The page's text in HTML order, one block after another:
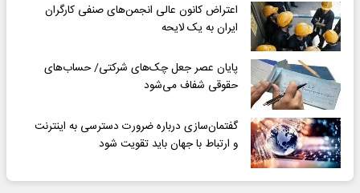
اعتراض کانون ‌عالی انجمن‌های صنفی کارگران
ایران به یک لایحه
پایان عصر جعل چک‌های شرکتی/ حساب‌های
حقوقی شفاف می‌شود
گفتمان‌سازی درباره ضرورت دسترسی به اینترنت
و ارتباط با جهان باید تقویت شود